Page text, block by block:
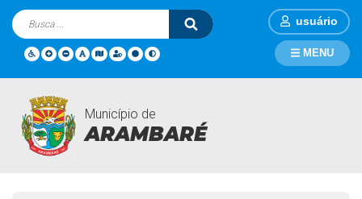
usuário
Município de
ARAMBARÉ
MENU
Legislações